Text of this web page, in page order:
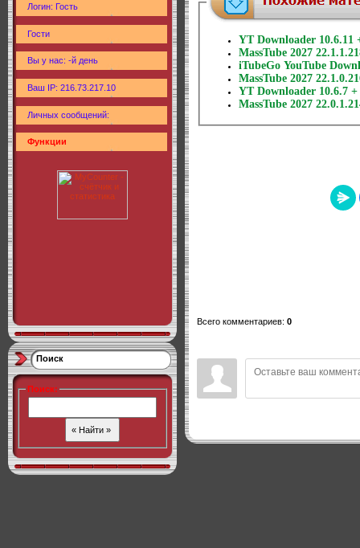
Логин: Гость
Гости
Вы у нас: -й день
Ваш IP: 216.73.217.10
Личных сообщений:
Функции
Поиск
Поиск:
YT Downloader 10.6.11
MassTube 2027
iTubeGo YouTube
MassTube 2027
YT Downloader 10.6.7
MassTube 2027
Всего комментариев: 0